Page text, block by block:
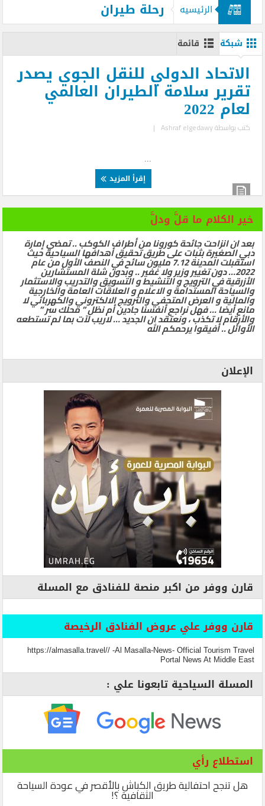
الرئيسيه رحلة طيران
شبكة قائمة
الاتحاد الدولي للنقل الجوي يصدر
تقرير سلامة الطيران العالمي
لعام 2022
كتب بواسطةAshraf elgedawy
|
إقرأ المزيد
خير الكلام ما قلَّ ودلَّ
بعد ان انزاحت جائحة كورونا من أطراف الكوكب .. تمضي إمارة
دبي الصغيرة بثبات على طريق تحقيق أهدافها السياحية حيث
استقبلت المدينة 7.12 مليون سائح في النصف الأول من عام
2022… دون تغيير وزير ولا غفير .. وبدون شلة المستشارين
الأزرقية في الترويج و التنشيط و التسويق والتدريب والاستثمار
والسياحة المستدامة و الاعلام و العلاقات العامة والخارجية
والمالية و العرض المتحفي والترويج الالكتروني والكهربائي لا
مانع أيضا … فهل نراجع أنفسنا جادين أم نظل ” محلك سر ”
والأرقام لا تكذب ، ونعتقد ان الجديد … لاريب لآت بما لم تستطعه
الأوائل .. أفيقوا يرحمكم الله
الإعلان
قارن ووفر من اكبر منصة للفنادق مع المسلة
قارن ووفر علي عروض الفنادق الرخيصة
https://almasalla.travel// -Al Masalla-News- Official Tourism Travel
Portal News At Middle East
المسلة السياحية تابعونا علي :
استطلاع رأي
هل تنجح احتفالية طريق الكباش بالأقصر في عودة السياحة
الثقافية ؟!